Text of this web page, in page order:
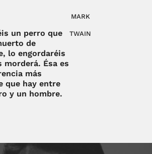
un perro que
de
lo engordaréis
morderá. Ésa es
más
que hay entre
y un hombre.
MARK
TWAIN